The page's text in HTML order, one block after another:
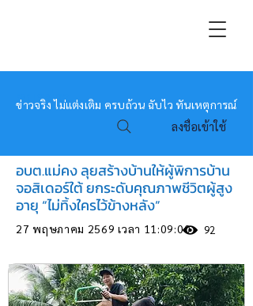
หมอข่าว
ข่าวจริง ไม่แต่งเติม ครบถ้วน ฉับไว ทันเหตุการณ์
ลงชื่อเข้าใช้
อบต.แม่คง ลุยสร้างบ้านให้ผู้พิการบ้าน
จอสิเดอร์ใต้ ยกระดับคุณภาพชีวิตผู้สูง
อายุ “ไม่ทิ้งใครไว้ข้างหลัง”
27 พฤษภาคม 2569 เวลา 11:09:00 92